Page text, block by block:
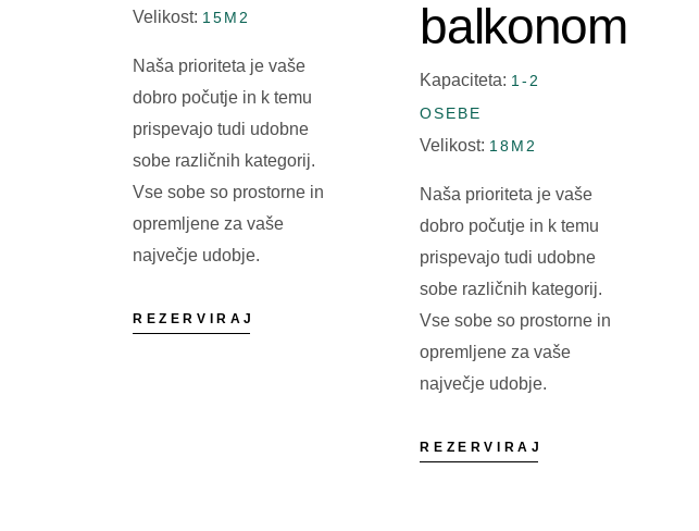
Velikost: 15M2
Naša prioriteta je vaše
dobro počutje in k temu
prispevajo tudi udobne
sobe različnih kategorij.
Vse sobe so prostorne in
opremljene za vaše
največje udobje.
REZERVIRAJ
balkonom
Kapaciteta: 1-2
OSEBE
Velikost: 18M2
Naša prioriteta je vaše
dobro počutje in k temu
prispevajo tudi udobne
sobe različnih kategorij.
Vse sobe so prostorne in
opremljene za vaše
največje udobje.
REZERVIRAJ